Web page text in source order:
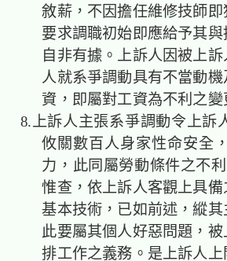
敘薪，不因擔任維修技師
要求調職初始即應給予其
自非有據。上訴人因被上
人就系爭調動具有不當動
資，即屬對工資為不利之
8.上訴人主張系爭調動令上訴
攸關數百人身家性命安全
力，此同屬勞動條件之不
惟查，依上訴人客觀上具
基本技術，已如前述，縱
此要屬其個人好惡問題，
排工作之義務。是上訴人